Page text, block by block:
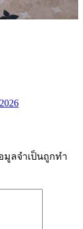
มูลจำเป็นถูกทำ